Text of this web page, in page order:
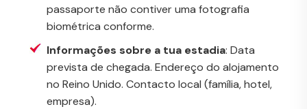
passaporte não contiver uma fotografia
biométrica conforme.
Informações sobre a tua estadia: Data
prevista de chegada. Endereço do alojamento
no Reino Unido. Contacto local (família, hotel,
empresa).